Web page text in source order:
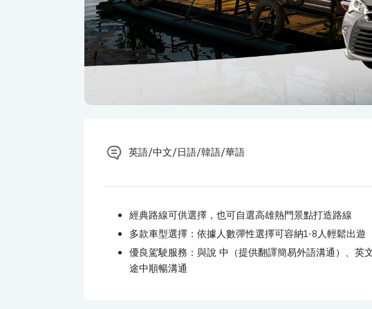
英語/中文/日語/韓語/華語
經典路線可供選擇，也可自選高雄熱門景點打造路線
多款車型選擇：依據人數彈性選擇可容納1-8人輕鬆出遊
優良駕駛服務：與說 中（提供翻譯簡易外語溝通）、英
途中順暢溝通